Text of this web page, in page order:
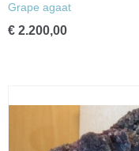
Grape agaat
€ 2.200,00